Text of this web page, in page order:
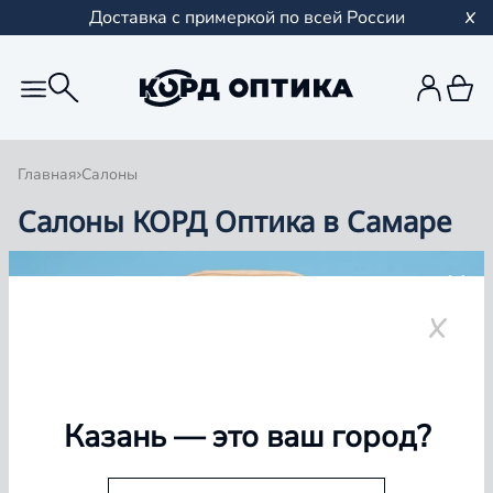
Доставка с примеркой по всей России
Главная Салоны
Салоны КОРД Оптика в Самаре
Группа компаний «Корд Оптика» - это более 100
Казань— это ваш город?